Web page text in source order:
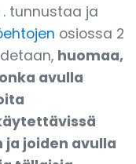
. tunnustaa ja
osiossa 2
huomaa,
avulla
joiden avulla